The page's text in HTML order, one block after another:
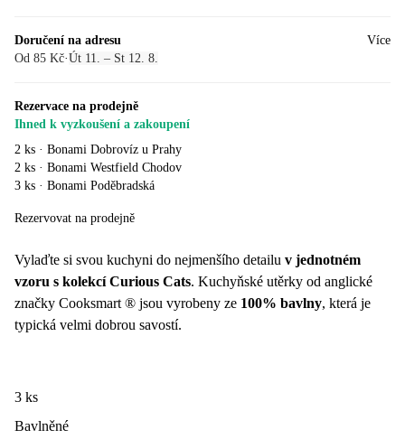
Doručení na adresu
Od 85 Kč·Út 11. – St 12. 8.
Více
Rezervace na prodejně
Ihned k vyzkoušení a zakoupení
2 ks · Bonami Dobrovíz u Prahy
2 ks · Bonami Westfield Chodov
3 ks · Bonami Poděbradská
Rezervovat na prodejně
Vylaďte si svou kuchyni do nejmenšího detailu v jednotném
vzoru s kolekcí Curious Cats. Kuchyňské utěrky od anglické
značky Cooksmart ® jsou vyrobeny ze 100% bavlny, která je
typická velmi dobrou savostí.
3 ks
Bavlněné